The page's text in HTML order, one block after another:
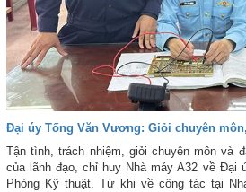
Đại úy Tống Văn Vương: Giỏi chuyên
Tận tình, trách nhiệm, giỏi chuyên môn và
của lãnh đạo, chỉ huy Nhà máy A32 về Đại
Phòng Kỹ thuật. Từ khi về công tác tại